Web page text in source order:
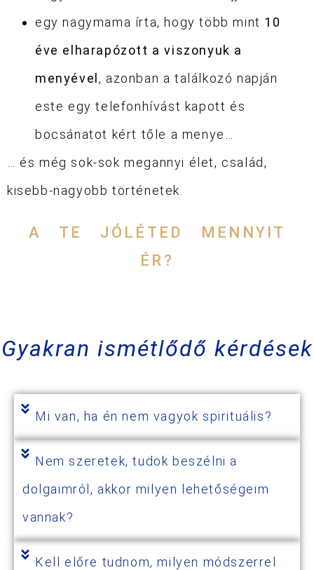
egy nagymama írta, hogy több mint 10
éve elharapózott a viszonyuk a
menyével, azonban a találkozó napján
este egy telefonhívást kapott és
bocsánatot kért tőle a menye…
… és még sok-sok megannyi élet, család,
kisebb-nagyobb történetek.
A TE JÓLÉTED MENNYIT
ÉR?
Gyakran ismétlődő kérdések
Mi van, ha én nem vagyok spirituális?
Nem szeretek, tudok beszélni a
dolgaimról, akkor milyen lehetőségeim
vannak?
Kell előre tudnom, milyen módszerrel